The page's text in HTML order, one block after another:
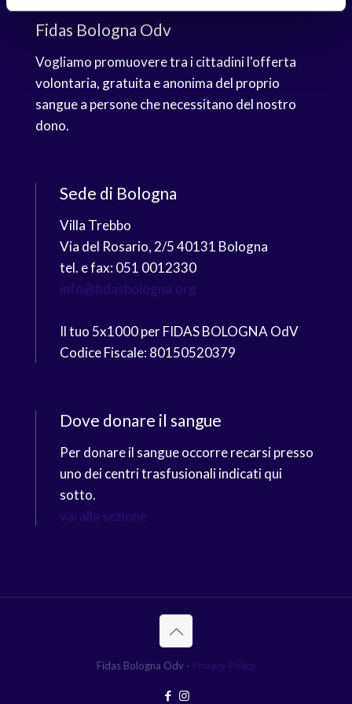
Fidas Bologna Odv
Vogliamo promuovere tra i cittadini l'offerta
volontaria, gratuita e anonima del proprio
sangue a persone che necessitano del nostro
dono.
Sede di Bologna
Villa Trebbo
Via del Rosario, 2/5 40131 Bologna
tel. e fax: 051 0012330
info@fidasbologna.org
Il tuo 5x1000 per FIDAS BOLOGNA OdV
Codice Fiscale: 80150520379
Dove donare il sangue
Per donare il sangue occorre recarsi presso
uno dei centri trasfusionali indicati qui
sotto.
vai alla sezione
Fidas Bologna Odv - Privacy Policy